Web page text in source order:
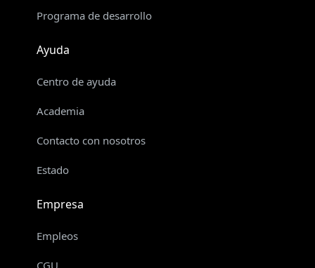
Programa de desarrollo
Ayuda
Centro de ayuda
Academia
Contacto con nosotros
Estado
Empresa
Empleos
CGU